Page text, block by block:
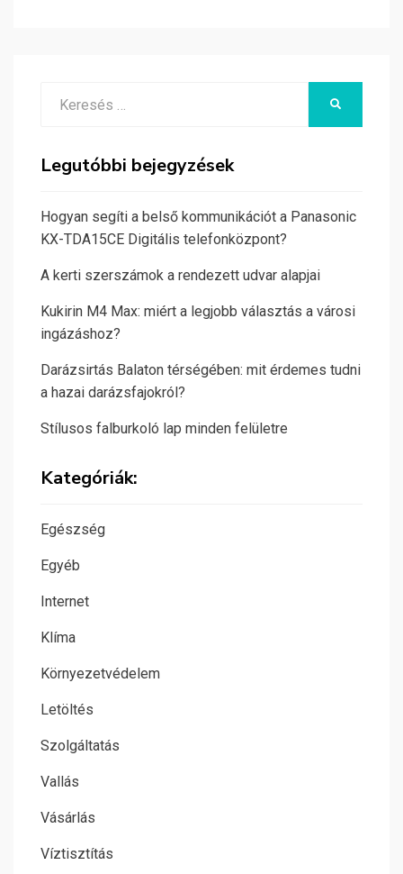
Legutóbbi bejegyzések
Hogyan segíti a belső kommunikációt a Panasonic
KX-TDA15CE Digitális telefonközpont?
A kerti szerszámok a rendezett udvar alapjai
Kukirin M4 Max: miért a legjobb választás a városi
ingázáshoz?
Darázsirtás Balaton térségében: mit érdemes tudni
a hazai darázsfajokról?
Stílusos falburkoló lap minden felületre
Kategóriák:
Egészség
Egyéb
Internet
Klíma
Környezetvédelem
Letöltés
Szolgáltatás
Vallás
Vásárlás
Víztisztítás